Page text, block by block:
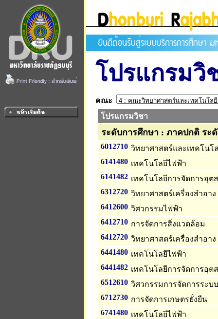
โปรแกรมวิ
คณะ
โปรแกรมวิชา
ระดับการศึกษา : ภาคปกติ ระ
6012710 วิทยาศาสตร์และเทคโนโ
6141480 เทคโนโลยีไฟฟ้า
6141482 เทคโนโลยีการจัดการอุต
6312720 วิทยาศาสตร์เครื่องสำอาง
6412600 วิศวกรรมไฟฟ้า
6412710 การจัดการสิ่งแวดล้อม
6412720 วิทยาศาสตร์เครื่องสำอาง
6441480 เทคโนโลยีไฟฟ้า
6441482 เทคโนโลยีการจัดการอุต
6512610 วิศวกรรมการจัดการระบ
6712730 การจัดการเกษตรยั่งยืน
6741480 เทคโนโลยีไฟฟ้า